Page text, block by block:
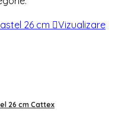
Vizualizare
26 cm Cattex